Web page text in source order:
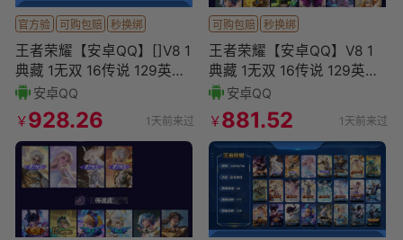
官方验 可购包赔 秒换绑
王者荣耀【安卓QQ】[]V8 1
典藏 1无双 16传说 129英雄
300皮肤 可二次 可修改实名
安卓QQ
￥928.26 1天前来过
可购包赔 秒换绑
王者荣耀【安卓QQ】V8 1
典藏 1无双 16传说 129英雄
300皮肤 可二次 可修改实名
男号
安卓QQ
￥881.52 1天前来过